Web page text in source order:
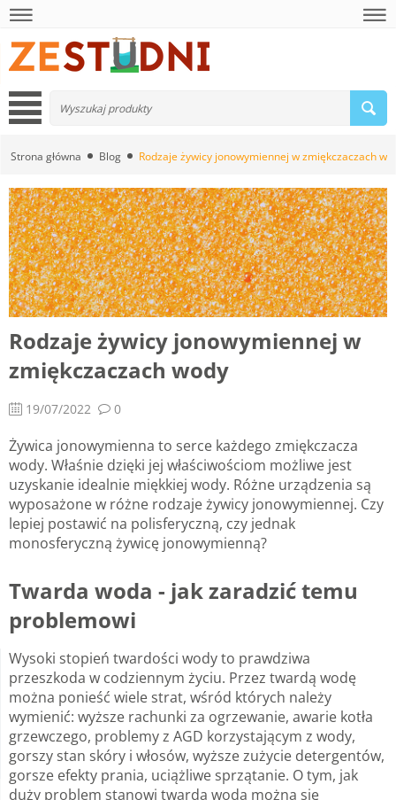
Strona główna Blog Rodzaje żywicy jonowymiennej w zmiękczaczach
Rodzaje żywicy jonowymiennej w
zmiękczaczach wody
19/07/2022 0
Żywica jonowymienna to serce każdego zmiękczacza
wody. Właśnie dzięki jej właściwościom możliwe jest
uzyskanie idealnie miękkiej wody. Różne urządzenia są
wyposażone w różne rodzaje żywicy jonowymiennej. Czy
lepiej postawić na polisferyczną, czy jednak
monosferyczną żywicę jonowymienną?
Twarda woda - jak zaradzić temu
problemowi
Wysoki stopień twardości wody to prawdziwa
przeszkoda w codziennym życiu. Przez twardą wodę
można ponieść wiele strat, wśród których należy
wymienić: wyższe rachunki za ogrzewanie, awarie kotła
grzewczego, problemy z AGD korzystającym z wody,
gorszy stan skóry i włosów, wyższe zużycie detergentów,
gorsze efekty prania, uciążliwe sprzątanie. O tym, jak
duży problem stanowi twarda woda można się